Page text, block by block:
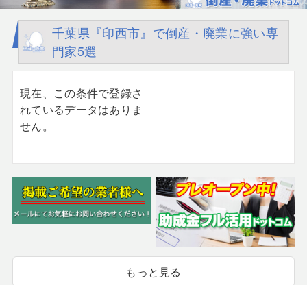
千葉県『印西市』で倒産・廃業に強い専
門家5選
現在、この条件で登録さ
れているデータはありま
せん。
もっと見る